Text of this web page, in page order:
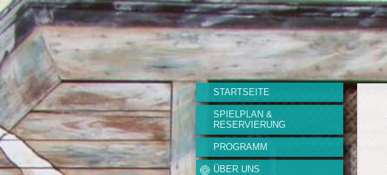
STARTSEITE
SPIELPLAN &
RESERVIERUNG
PROGRAMM
ÜBER UNS